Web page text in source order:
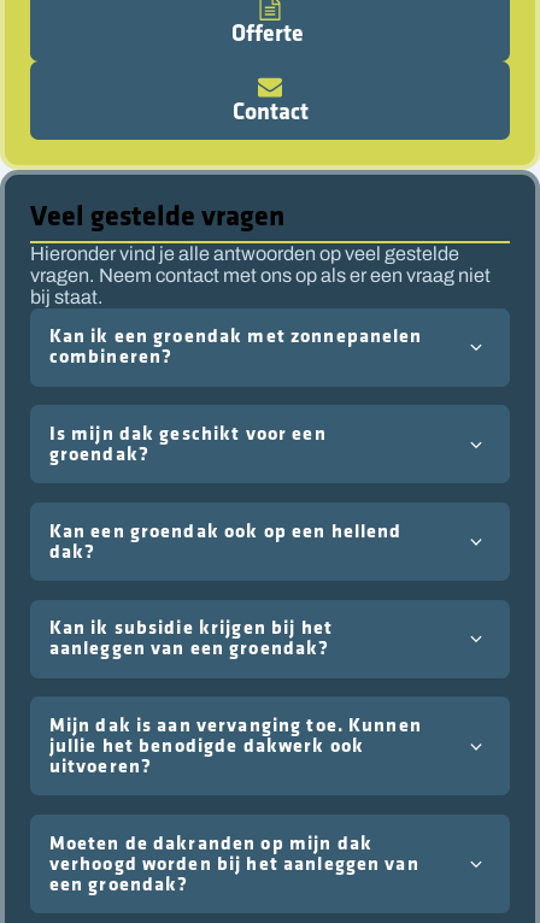
Offerte
Contact
Veel gestelde vragen
Hieronder vind je alle antwoorden op veel gestelde
vragen. Neem contact met ons op als er een vraag niet
bij staat.
Kan ik een groendak met zonnepanelen
combineren?
Is mijn dak geschikt voor een
groendak?
Kan een groendak ook op een hellend
dak?
Kan ik subsidie krijgen bij het
aanleggen van een groendak?
Mijn dak is aan vervanging toe. Kunnen
jullie het benodigde dakwerk ook
uitvoeren?
Moeten de dakranden op mijn dak
verhoogd worden bij het aanleggen van
een groendak?